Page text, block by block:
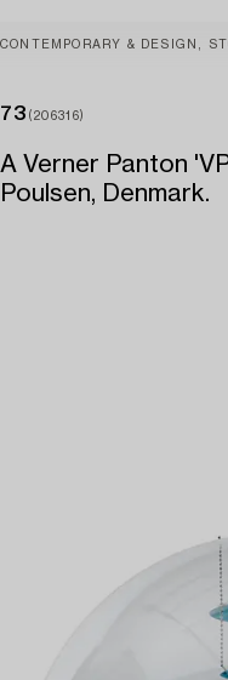
CONTEMPORARY & DESIGN,
73 (206316)
A Verner Panton
Poulsen, Denmark.